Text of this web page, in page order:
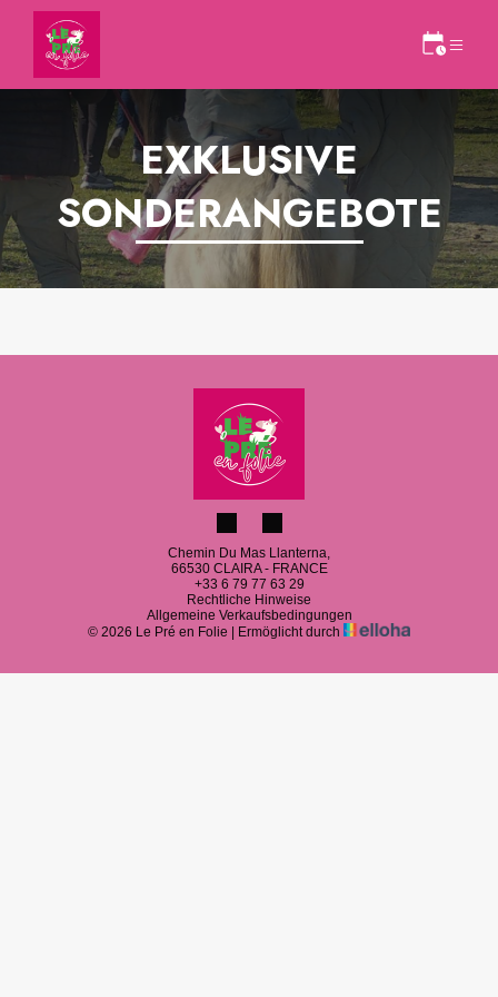
EXKLUSIVE
SONDERANGEBOTE
Chemin Du Mas Llanterna,
66530 CLAIRA - FRANCE
+33 6 79 77 63 29
Rechtliche Hinweise
Allgemeine Verkaufsbedingungen
© 2026 Le Pré en Folie
Ermöglicht durch